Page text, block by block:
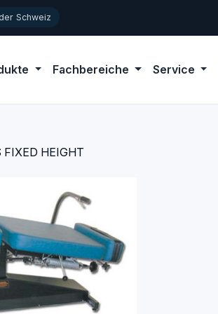
Schweiz
Fachbereiche Service
FIXED HEIGHT